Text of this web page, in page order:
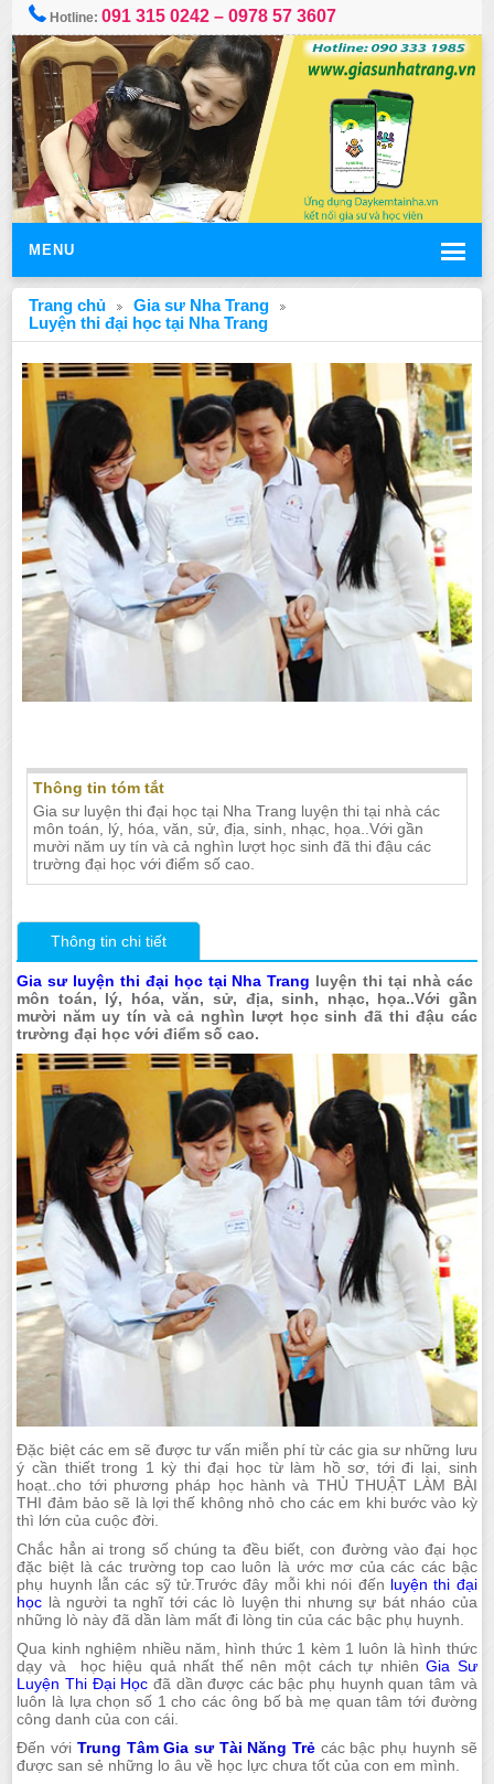
Hotline:091 315 0242 – 0978 57 3607
MENU
Trang chủ
Gia sư Nha Trang
Luyện thi đại học tại Nha Trang
Thông tin tóm tắt
Gia sư luyện thi đại học tại Nha Trang luyện thi tại nhà các
môn toán, lý, hóa, văn, sử, địa, sinh, nhạc, họa..Với gần
mười năm uy tín và cả nghìn lượt học sinh đã thi đậu các
trường đại học với điểm số cao.
Thông tin chi tiết
Gia sư luyện thi đại học tại Nha Trang luyện thi tại nhà các
môn toán, lý, hóa, văn, sử, địa, sinh, nhạc, họa..Với gần
mười năm uy tín và cả nghìn lượt học sinh đã thi đậu các
trường đại học với điểm số cao.
Đặc biệt các em sẽ được tư vấn miễn phí từ các gia sư những lưu
ý cần thiết trong 1 kỳ thi đại học từ làm hồ sơ, tới đi lại, sinh
hoạt..cho tới phương pháp học hành và THỦ THUẬT LÀM BÀI
THI đảm bảo sẽ là lợi thế không nhỏ cho các em khi bước vào kỳ
thì lớn của cuộc đời.
Chắc hẳn ai trong số chúng ta đều biết, con đường vào đại học
đặc biệt là các trường top cao luôn là ước mơ của các các bậc
phụ huynh lẫn các sỹ tử.Trước đây mỗi khi nói đến luyện thi đại
học là người ta nghĩ tới các lò luyện thi nhưng sự bát nháo của
những lò này đã dần làm mất đi lòng tin của các bậc phụ huynh.
Qua kinh nghiệm nhiều năm, hình thức 1 kèm 1 luôn là hình thức
dạy và học hiệu quả nhất thế nên một cách tự nhiênGia Sư
Luyện Thi Đại Học đã dần được các bậc phụ huynh quan tâm và
luôn là lựa chọn số 1 cho các ông bố bà mẹ quan tâm tới đường
công danh của con cái.
Đến với Trung Tâm Gia sư Tài Năng Trẻ các bậc phụ huynh sẽ
được san sẻ những lo âu về học lực chưa tốt của con em mình.